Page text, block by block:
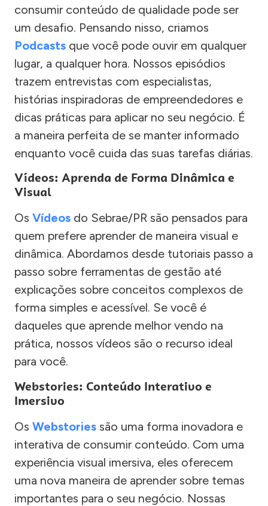
consumir conteúdo de qualidade pode ser
um desafio. Pensando nisso, criamos
Podcasts que você pode ouvir em qualquer
lugar, a qualquer hora. Nossos episódios
trazem entrevistas com especialistas,
histórias inspiradoras de empreendedores e
dicas práticas para aplicar no seu negócio. É
a maneira perfeita de se manter informado
enquanto você cuida das suas tarefas diárias.
Vídeos: Aprenda de Forma Dinâmica e
Visual
Os Vídeos do Sebrae/PR são pensados para
quem prefere aprender de maneira visual e
dinâmica. Abordamos desde tutoriais passo a
passo sobre ferramentas de gestão até
explicações sobre conceitos complexos de
forma simples e acessível. Se você é
daqueles que aprende melhor vendo na
prática, nossos vídeos são o recurso ideal
para você.
Webstories: Conteúdo Interativo e
Imersivo
Os Webstories são uma forma inovadora e
interativa de consumir conteúdo. Com uma
experiência visual imersiva, eles oferecem
uma nova maneira de aprender sobre temas
importantes para o seu negócio. Nossas